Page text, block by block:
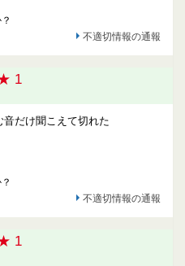
不適切情報の通報
1
だけ聞こえて切れた
不適切情報の通報
1